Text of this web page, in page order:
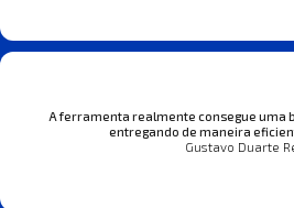
A ferramenta realmente consegue uma
entregando de maneira
Gustavo Duarte